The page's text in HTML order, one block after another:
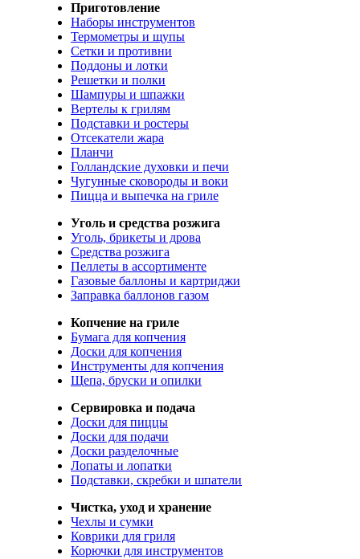
Приготовление
Наборы инструментов
Термометры и щупы
Сетки и противни
Поддоны и лотки
Решетки и полки
Шампуры и шпажки
Вертелы к грилям
Подставки и ростеры
Отсекатели жара
Планчи
Голландские духовки и печи
Чугунные сковороды и воки
Пицца и выпечка на гриле
Уголь и средства розжига
Уголь, брикеты и дрова
Средства розжига
Пеллеты в ассортименте
Газовые баллоны и картриджи
Заправка баллонов газом
Копчение на гриле
Бумага для копчения
Доски для копчения
Инструменты для копчения
Щепа, бруски и опилки
Сервировка и подача
Доски для пиццы
Доски для подачи
Доски разделочные
Лопаты и лопатки
Подставки, скребки и шпатели
Чистка, уход и хранение
Чехлы и сумки
Коврики для гриля
Корючки для инструментов